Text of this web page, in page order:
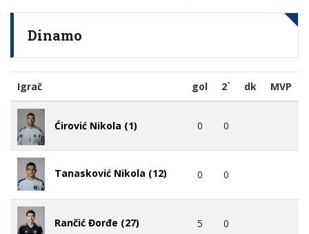
Dinamo
Igrač gol 2` dk MVP
Ćirović Nikola (1) 0 0
Tanasković Nikola (12) 0 0
Rančić Đorđe (27) 5 0